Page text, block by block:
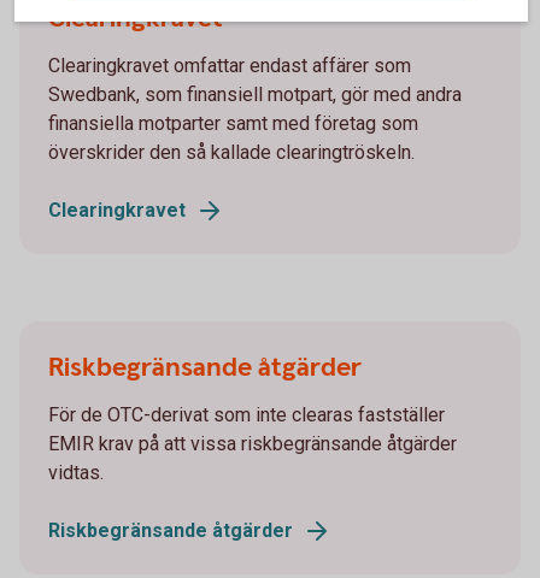
Clearingkravet
Clearingkravet omfattar endast affärer som
Swedbank, som finansiell motpart, gör med andra
finansiella motparter samt med företag som
överskrider den så kallade clearingtröskeln.
Clearingkravet
Riskbegränsande åtgärder
För de OTC-derivat som inte clearas fastställer
EMIR krav på att vissa riskbegränsande åtgärder
vidtas.
Riskbegränsande åtgärder